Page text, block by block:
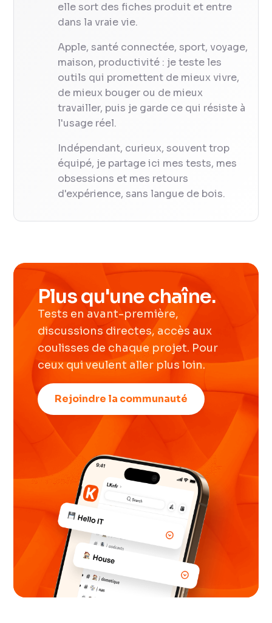
elle sort des fiches produit et entre
dans la vraie vie.
Apple, santé connectée, sport, voyage,
maison, productivité : je teste les
outils qui promettent de mieux vivre,
de mieux bouger ou de mieux
travailler, puis je garde ce qui résiste à
l'usage réel.
Indépendant, curieux, souvent trop
équipé, je partage ici mes tests, mes
obsessions et mes retours
d'expérience, sans langue de bois.
Plus qu'une chaîne.
Tests en avant-première,
discussions directes, accès aux
coulisses de chaque projet. Pour
ceux qui veulent aller plus loin.
Rejoindre la communauté